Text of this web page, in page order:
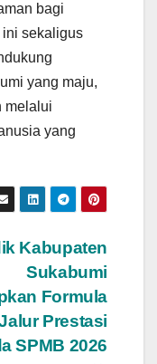
bagi
sekaligus
yang maju,
melalui
yang
Kabupaten
Sukabumi
Formula
Prestasi
SPMB 2026